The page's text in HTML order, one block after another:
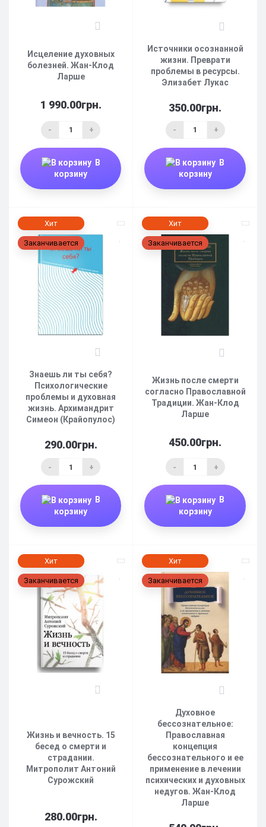
Исцеление духовных
болезней. Жан-Клод
Ларше
1 990.00грн.
- +
В
корзину
Источники осознанной
жизни. Преврати
проблемы в ресурсы.
Элизабет Лукас
350.00грн.
- +
В
корзину
Хит
Заканчивается
Знаешь ли ты себя?
Психологические
проблемы и духовная
жизнь. Архимандрит
Симеон (Крайопулос)
290.00грн.
- +
В
корзину
Хит
Заканчивается
Жизнь после смерти
согласно Православной
Традиции. Жан-Клод
Ларше
450.00грн.
- +
В
корзину
Хит
Заканчивается
Жизнь и вечность. 15
бесед о смерти и
страдании.
Митрополит Антоний
Сурожский
280.00грн.
Хит
Заканчивается
Духовное
бессознательное:
Православная
концепция
бесcознательного и ее
применение в лечении
психических и духовных
недугов. Жан-Клод
Ларше